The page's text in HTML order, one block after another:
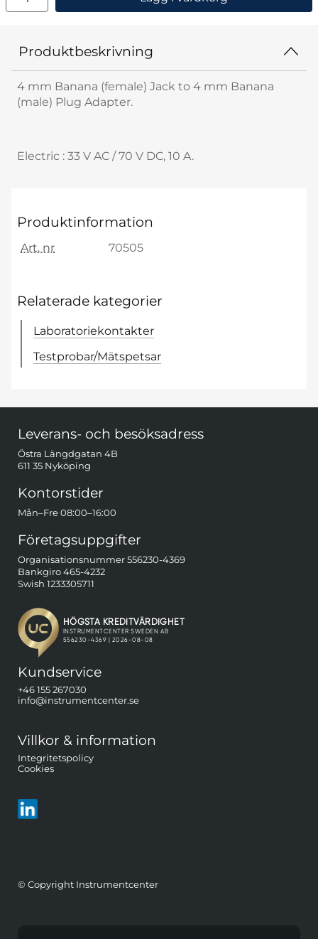
Produktbeskrivning
4 mm Banana (female) Jack to 4 mm Banana
(male) Plug Adapter.
Electric : 33 V AC / 70 V DC, 10 A.
Produktinformation
Art. nr 70505
Relaterade kategorier
Laboratoriekontakter
Testprobar/Mätspetsar
Leverans- och besöksadress
Östra Längdgatan 4B
611 35 Nyköping
Kontorstider
Mån–Fre 08:00–16:00
Företagsuppgifter
Organisationsnummer 556230-4369
Bankgiro 465-4232
Swish 1233305711
Kundservice
+46 155 267030
info@instrumentcenter.se
Villkor & information
Integritetspolicy
Cookies
© Copyright Instrumentcenter